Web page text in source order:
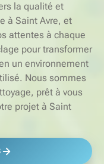
la qualité et
à Saint Avre, et
attentes à chaque
pour transformer
un environnement
Nous sommes
prêt à vous
projet à Saint